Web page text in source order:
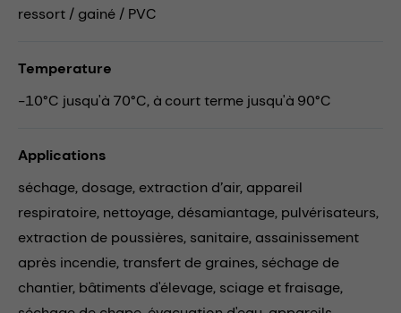
ressort / gainé / PVC
Temperature
-10°C jusqu'à 70°C, à court terme jusqu'à 90°C
Applications
séchage, dosage, extraction d’air, appareil
respiratoire, nettoyage, désamiantage, pulvérisateurs,
extraction de poussières, sanitaire, assainissement
après incendie,transfert de graines, séchage de
chantier, bâtiments d'élevage, sciage et fraisage,